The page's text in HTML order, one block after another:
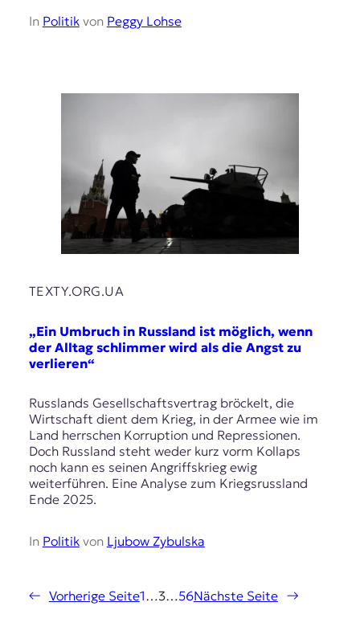
In Politikvon Peggy Lohse
TEXTY.ORG.UA
„Ein Umbruch in Russland ist möglich, wenn
der Alltag schlimmer wird als die Angst zu
verlieren“
Russlands Gesellschaftsvertrag bröckelt, die
Wirtschaft dient dem Krieg, in der Armee wie im
Land herrschen Korruption und Repressionen.
Doch Russland steht weder kurz vorm Kollaps
noch kann es seinen Angriffskrieg ewig
weiterführen. Eine Analyse zum Kriegsrussland
Ende 2025.
In Politikvon Ljubow Zybulska
← Vorherige Seite1 …3…56Nächste Seite →